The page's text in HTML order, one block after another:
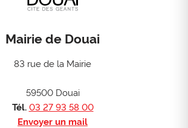
Mairie de Douai
83 rue de la Mairie
59500 Douai
Tél. 03 27 93 58 00
Envoyer un mail